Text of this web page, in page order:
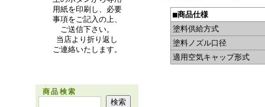
用紙を印刷し、必要
事項をご記入の上、
ご送信下さい。
当店より折り返し
ご連絡いたします。
商品検索
■商品仕様
塗料供給方式
塗料ノズル口径
適用空気キャップ形式